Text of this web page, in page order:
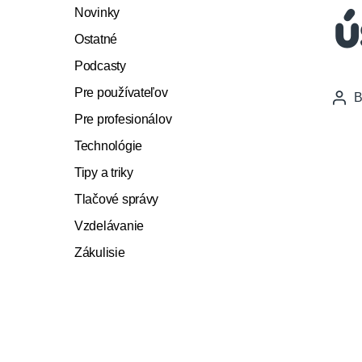
Novinky
Ostatné
Podcasty
Pre používateľov
Pre profesionálov
Technológie
Tipy a triky
Tlačové správy
Vzdelávanie
Zákulisie